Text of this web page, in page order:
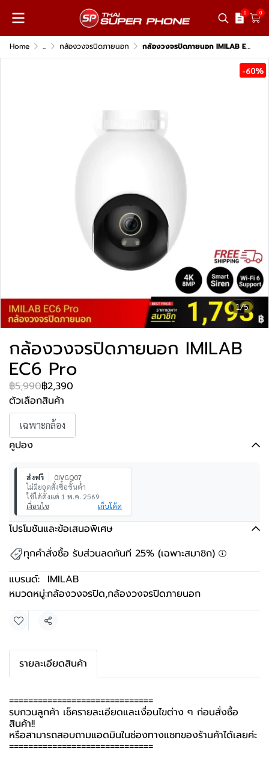
0 0
Home ... กล้องวงจรปิดภายนอก กล้องวงจรปิดภายนอก IMILAB EC6 Pro
1/5
-60%
กล้องวงจรปิดภายนอก IMILAB
EC6 Pro
฿5,990฿2,390
ตัวเลือกสินค้า
เฉพาะกล้อง
คูปอง
ส่งฟรี
0IVGQ07
ไม่มียอดสั่งซื้อขั้นต่ำ
ใช้ได้ตั้งแต่ 1 พ.ค. 2569
เงื่อนไข
เก็บโค้ด
โปรโมชันและข้อเสนอพิเศษ
ทุกคำสั่งซื้อ รับส่วนลดทันที 25% (เฉพาะสมาชิก)
แบรนด์: IMILAB
หมวดหมู่:กล้องวงจรปิด,กล้องวงจรปิดภายนอก
แชร์
รายละเอียดสินค้า
==============================
รบกวนลูกค้า เช็ครายละเอียดและเงื่อนไขต่าง ๆ ก่อนสั่งซื้อ
สินค้า!!
หรือสามารถสอบถามแอดมินในช่องทางแชทของร้านค้าได้เลยค่ะ
==============================